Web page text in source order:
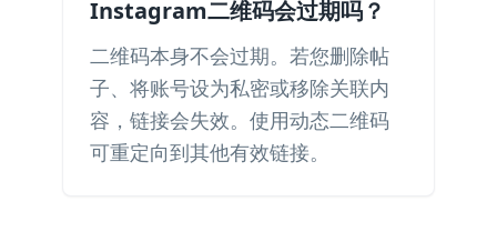
Instagram二维码会过期吗？
二维码本身不会过期。若您删除帖
子、将账号设为私密或移除关联内
容，链接会失效。使用动态二维码
可重定向到其他有效链接。